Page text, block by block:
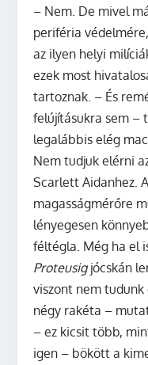
– Nem. De mivel
periféria
az ilyen helyi
ezek most
tartoznak. – És
felújításukra sem –
legalábbis elég
Nem tudjuk elérni
Scarlett Aidanhez.
magasságmérőre
lényegesen
féltégla. Még ha el
Proteusigjócskán
viszont nem
négy rakéta –
– ez kicsit több,
igen – bökött a